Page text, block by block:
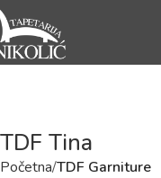
TDF Tina
Početna TDF Garniture